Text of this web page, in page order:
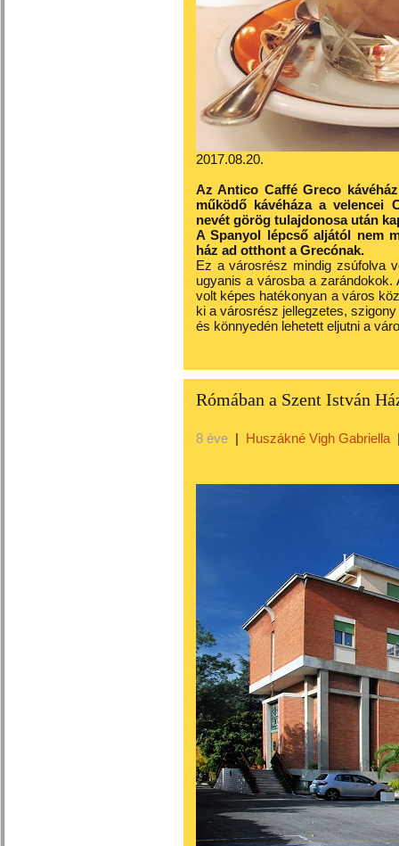
2017.08.20.
Az Antico Caffé Greco
működő kávéháza a velencei
nevét görög tulajdonosa után
A Spanyol lépcső aljától nem
ház ad otthont a Grecónak.
Ez a városrész mindig zsúfolva
ugyanis a városba a
volt képes hatékonyan a város
ki a városrész jellegzetes,
és könnyedén lehetett eljutni a
Rómában a Szent István
8 éve | Huszákné Vigh Gabriella